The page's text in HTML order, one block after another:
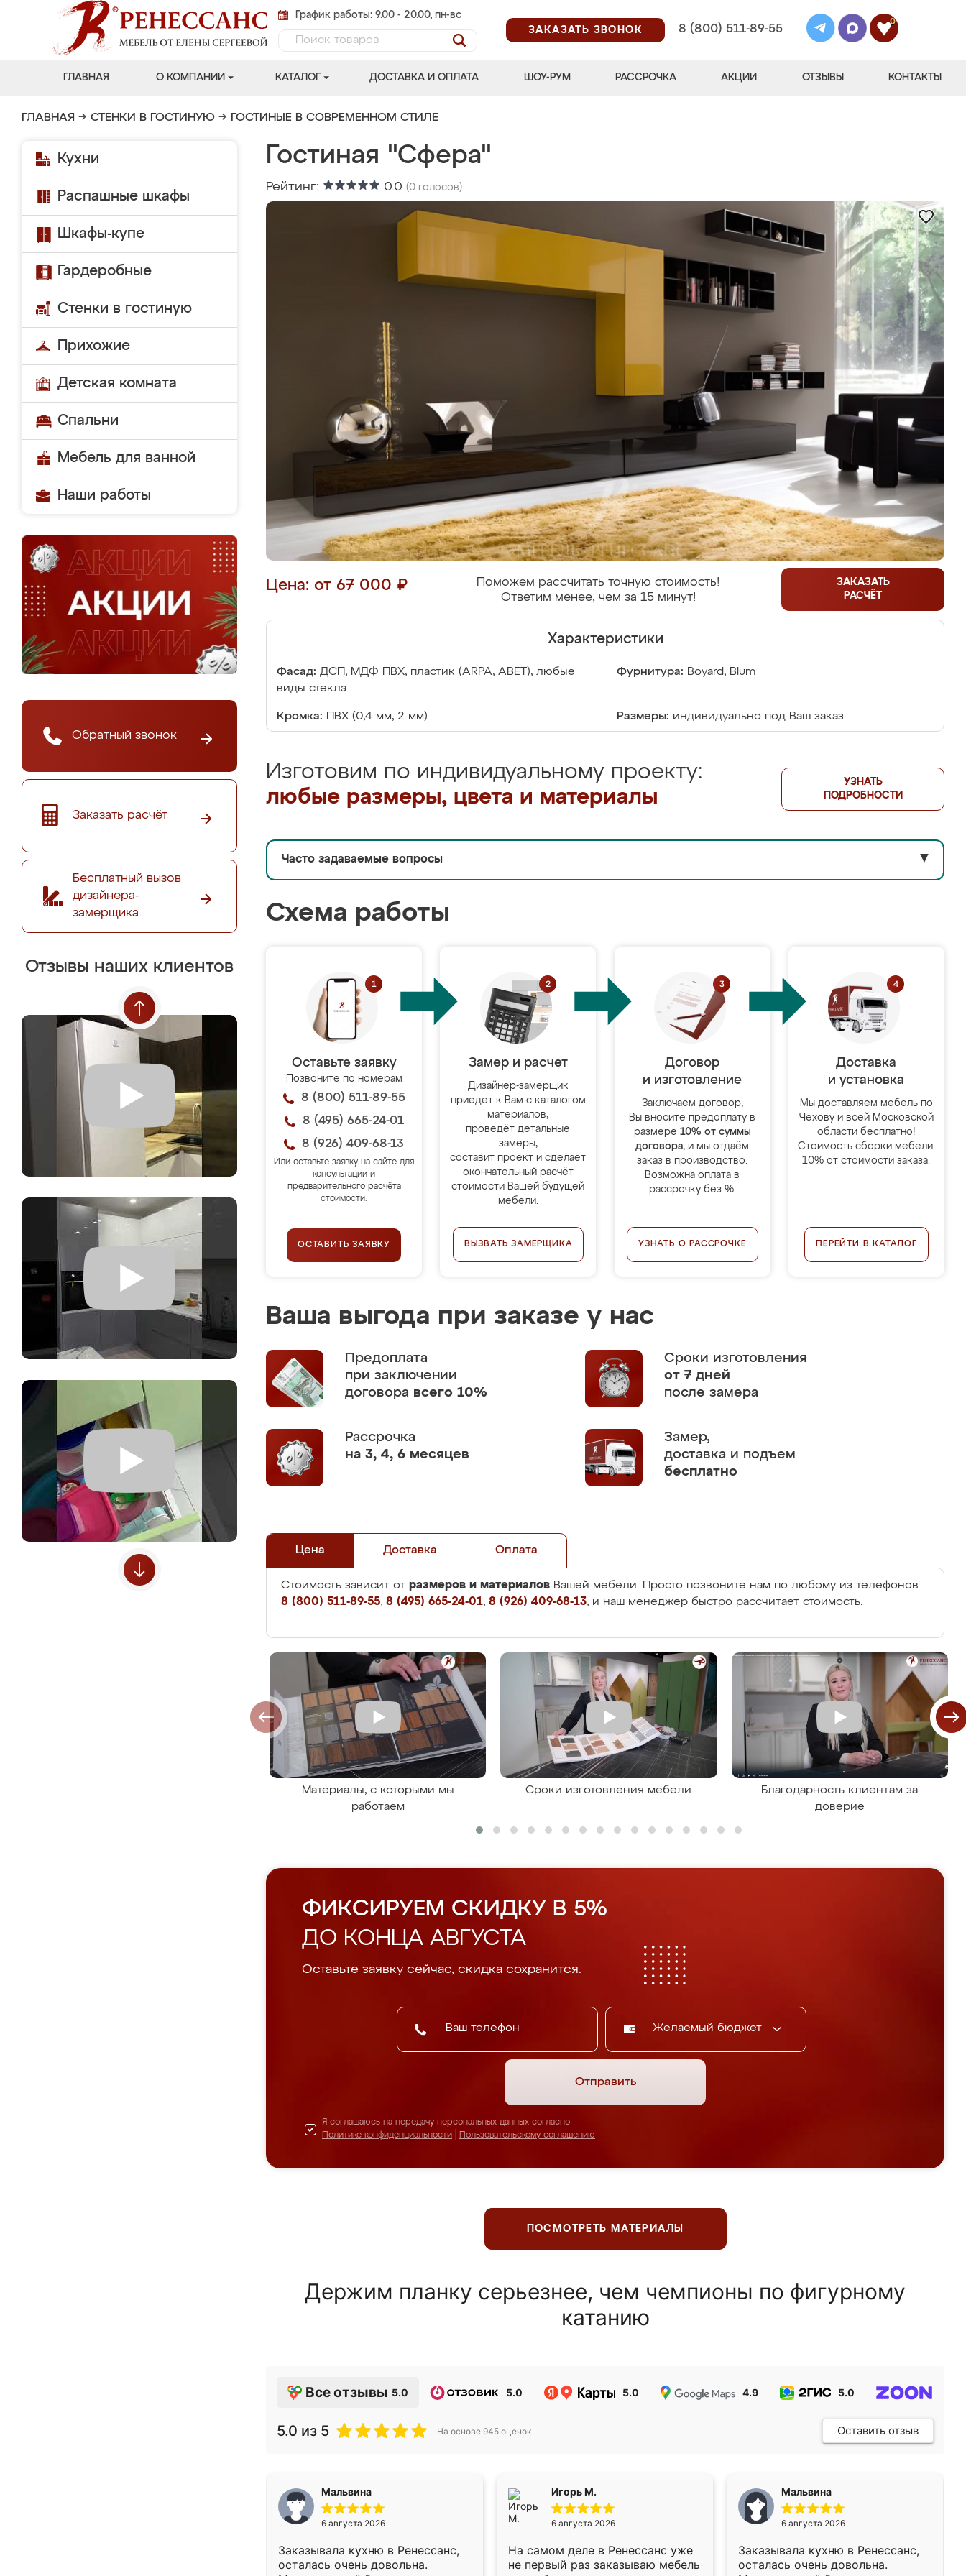
График работы: 9.00 - 20.00, пн-вс
ЗАКАЗАТЬ ЗВОНОК
8 (800) 511-89-55
0
ГЛАВНАЯ О КОМПАНИИ КАТАЛОГ ДОСТАВКА И ОПЛАТА ШОУ-РУМ РАССРОЧКА АКЦИИ ОТЗЫВЫ КОНТАКТЫ
ГЛАВНАЯ → СТЕНКИ В ГОСТИНУЮ → ГОСТИНЫЕ В СОВРЕМЕННОМ СТИЛЕ
Кухни
Распашные шкафы
Шкафы-купе
Гардеробные
Стенки в гостиную
Прихожие
Детская комната
Спальни
Мебель для ванной
Наши работы
Обратный звонок
Заказать расчёт
Бесплатный вызов
дизайнера-
замерщика
Отзывы наших клиентов
Гостиная "Сфера"
Рейтинг: 0.0 (0 голосов)
Цена: от 67 000 ₽
Поможем рассчитать точную стоимость!
Ответим менее, чем за 15 минут!
ЗАКАЗАТЬ
РАСЧЁТ
Характеристики
Фасад: ДСП, МДФ ПВХ, пластик (ARPA, ABET), любые
виды стекла
Фурнитура: Boyard, Blum
Кромка: ПВХ (0,4 мм, 2 мм) Размеры: индивидуально под Ваш заказ
Изготовим по индивидуальному проекту:
любые размеры, цвета и материалы
УЗНАТЬ
ПОДРОБНОСТИ
Часто задаваемые вопросы ▼
Схема работы
Оставьте заявку
Позвоните по номерам
8 (800) 511-89-55
8 (495) 665-24-01
8 (926) 409-68-13
Или оставьте заявку на сайте для
консультации и
предварительного расчёта
стоимости.
ОСТАВИТЬ ЗАЯВКУ
Замер и расчет
Дизайнер-замерщик
приедет к Вам с каталогом
материалов,
проведёт детальные
замеры,
составит проект и сделает
окончательный расчёт
стоимости Вашей будущей
мебели.
ВЫЗВАТЬ ЗАМЕРЩИКА
Договор
и изготовление
Заключаем договор,
Вы вносите предоплату в
размере 10% от суммы
договора, и мы отдаём
заказ в производство.
Возможна оплата в
рассрочку без %.
УЗНАТЬ О РАССРОЧКЕ
Доставка
и установка
Мы доставляем мебель по
Чехову и всей Московской
области бесплатно!
Стоимость сборки мебели:
10% от стоимости заказа.
ПЕРЕЙТИ В КАТАЛОГ
Ваша выгода при заказе у нас
Предоплата
при заключении
договора всего 10%
Сроки изготовления
от 7 дней
после замера
Рассрочка
на 3, 4, 6 месяцев
Замер,
доставка и подъем
бесплатно
Цена Доставка Оплата
Стоимость зависит от размеров и материалов Вашей мебели. Просто позвоните нам по любому из телефонов:
8 (800) 511-89-55, 8 (495) 665-24-01, 8 (926) 409-68-13, и наш менеджер быстро рассчитает стоимость.
Материалы, с которыми мы
работаем
Сроки изготовления мебели
Благодарность клиентам за
доверие
ФИКСИРУЕМ СКИДКУ В 5%
ДО КОНЦА АВГУСТА
Оставьте заявку сейчас, скидка сохранится.
Желаемый бюджет
Отправить
Я соглашаюсь на передачу персональных данных согласно
Политике конфиденциальности
Пользовательскому соглашению
ПОСМОТРЕТЬ МАТЕРИАЛЫ
Держим планку серьезнее, чем чемпионы по фигурному
катанию
Все отзывы 5.0 5.0 5.0 4.9 5.0
5.0 из 5 На основе 945 оценок Оставить отзыв
Мальвина
6 августа 2026
Заказывала кухню в Ренессанс,
осталась очень довольна.
Игорь М.
6 августа 2026
На самом деле в Ренессанс уже
не первый раз заказываю мебель
Мальвина
6 августа 2026
Заказывала кухню в Ренессанс,
осталась очень довольна.